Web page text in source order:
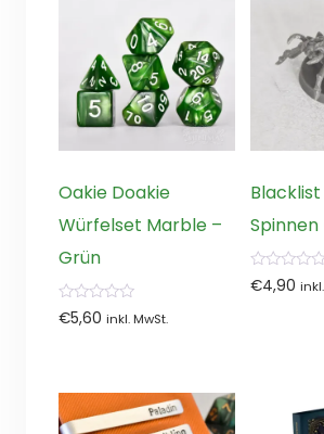
Oakie Doakie
Würfelset Marble –
Grün
0
von
€5,60 inkl. MwSt.
0
von
€4,90